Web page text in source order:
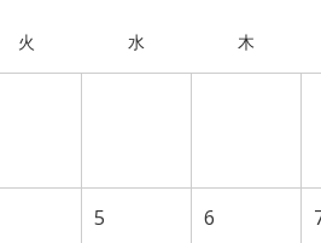
火 水 木
5 6